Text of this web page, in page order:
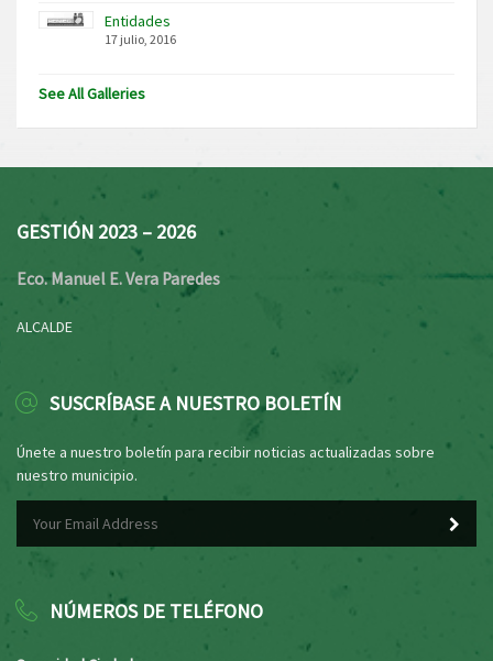
Entidades
17 julio, 2016
See All Galleries
GESTIÓN 2023 – 2026
Eco. Manuel E. Vera Paredes
ALCALDE
SUSCRÍBASE A NUESTRO BOLETÍN
Únete a nuestro boletín para recibir noticias actualizadas sobre
nuestro municipio.
NÚMEROS DE TELÉFONO